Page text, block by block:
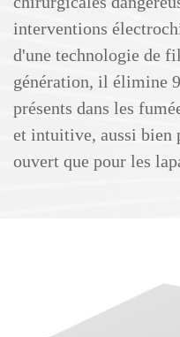
interventions
d'une technologie de
génération, il élimine
présents dans les
et intuitive, aussi bien
ouvert que pour les